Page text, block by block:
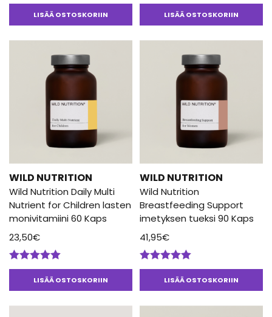
Together-brändin tuotteet vastaavat hyvin tämän päivän
kuluttajan vaatimuksia. Tuotteet ovat täysin vegaanisia,
erinomaisia laadultaan ja edullisia hinnaltaan. Raaka-aineina
blogista!
Arvostelu
tuotteesta:LISÄÄ OSTOSKORIIN
Arvostelu
tuotteesta:LISÄÄ OSTOSKORIIN
WILD NUTRITION
Wild Nutrition Daily Multi
Nutrient for Children lasten
monivitamiini 60 Kaps
23,50€
Arvostelu
tuotteesta:LISÄÄ OSTOSKORIIN
WILD NUTRITION
Wild Nutrition
Breastfeeding Support
imetyksen tueksi 90 Kaps
41,95€
Arvostelu
tuotteesta:LISÄÄ OSTOSKORIIN